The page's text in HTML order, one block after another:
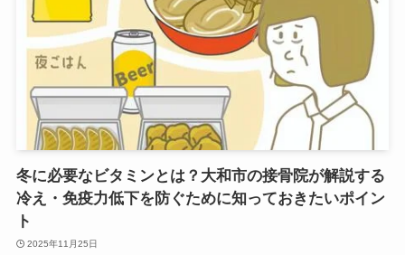
冬に必要なビタミンとは？大和市の接骨院が解説する
冷え・免疫力低下を防ぐために知っておきたいポイン
ト
2025年11月25日